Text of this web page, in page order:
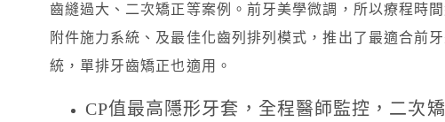
齒縫過大、二次矯正等案例。前牙美學微調，所以療程時
附件施力系統、及最佳化齒列排列模式，推出了最適合前
統，單排牙齒矯正也適用。
CP值最高隱形牙套，全程醫師監控，二次